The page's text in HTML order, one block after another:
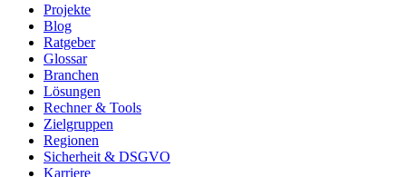
Projekte
Blog
Ratgeber
Glossar
Branchen
Lösungen
Rechner & Tools
Zielgruppen
Regionen
Sicherheit & DSGVO
Karriere